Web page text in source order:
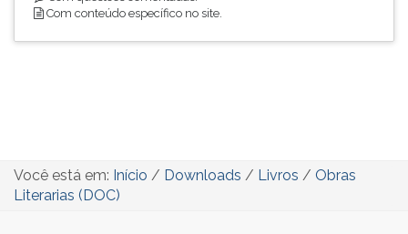
Com conteúdo específico no site.
Você está em: Início / Downloads / Livros / Obras
Literarias (DOC)